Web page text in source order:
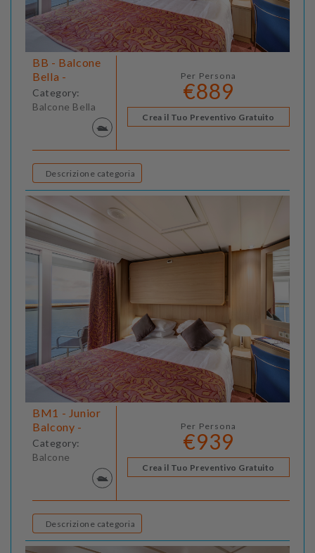
BB - Balcone
Bella -
Category:
Balcone Bella
Per Persona
€889
Crea il Tuo Preventivo Gratuito
Descrizione categoria
BM1 - Junior
Balcony -
Category:
Balcone
Per Persona
€939
Crea il Tuo Preventivo Gratuito
Descrizione categoria